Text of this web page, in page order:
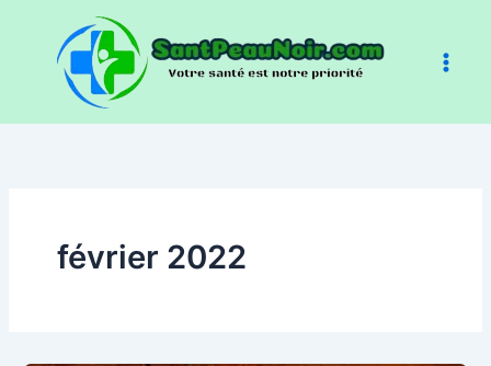
contenu
février 2022